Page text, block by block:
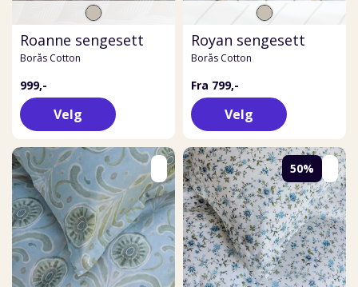
Roanne sengesett
Borås Cotton
999,-
Velg
Royan sengesett
Borås Cotton
Fra 799,-
Velg
50%